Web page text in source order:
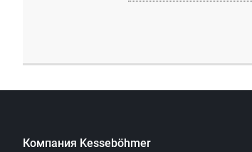
Компания Kesseböhmer